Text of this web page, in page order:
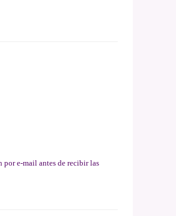
por e-mail antes de recibir las